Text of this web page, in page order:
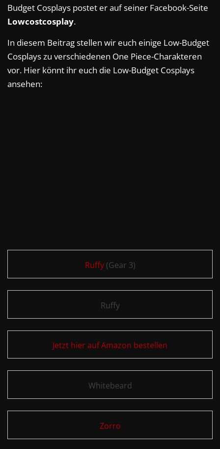
Budget Cosplays postet er auf seiner Facebook-Seite
Lowcostcosplay.
In diesem Beitrag stellen wir euch einige Low-Budget
Cosplays zu verschiedenen One Piece-Charakteren
vor. Hier könnt ihr euch die Low-Budget Cosplays
ansehen:
Ruffy(Gear 3)
Ruffy
Jetzt hier auf Amazon bestellen
Whitebeard
Zorro